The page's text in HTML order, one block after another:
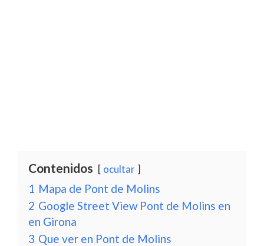
Contenidos ocultar
1 Mapa de Pont de Molins
2 Google Street View Pont de Molins en
en Girona
3 Que ver en Pont de Molins